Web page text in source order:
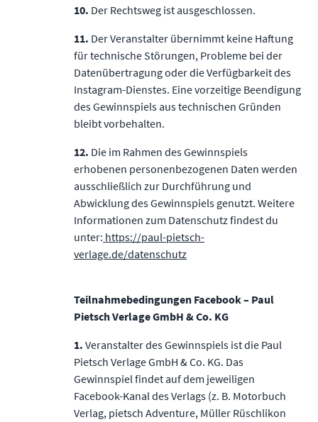
10. Der Rechtsweg ist ausgeschlossen.
11. Der Veranstalter übernimmt keine Haftung
für technische Störungen, Probleme bei der
Datenübertragung oder die Verfügbarkeit des
Instagram-Dienstes. Eine vorzeitige Beendigung
des Gewinnspiels aus technischen Gründen
bleibt vorbehalten.
12. Die im Rahmen des Gewinnspiels
erhobenen personenbezogenen Daten werden
ausschließlich zur Durchführung und
Abwicklung des Gewinnspiels genutzt. Weitere
Informationen zum Datenschutz ﬁndest du
unter: https://paul-pietsch-
verlage.de/datenschutz
Teilnahmebedingungen Facebook – Paul
Pietsch Verlage GmbH & Co. KG
1. Veranstalter des Gewinnspiels ist die Paul
Pietsch Verlage GmbH & Co. KG. Das
Gewinnspiel ﬁndet auf dem jeweiligen
Facebook-Kanal des Verlags (z. B. Motorbuch
Verlag, pietsch Adventure, Müller Rüschlikon